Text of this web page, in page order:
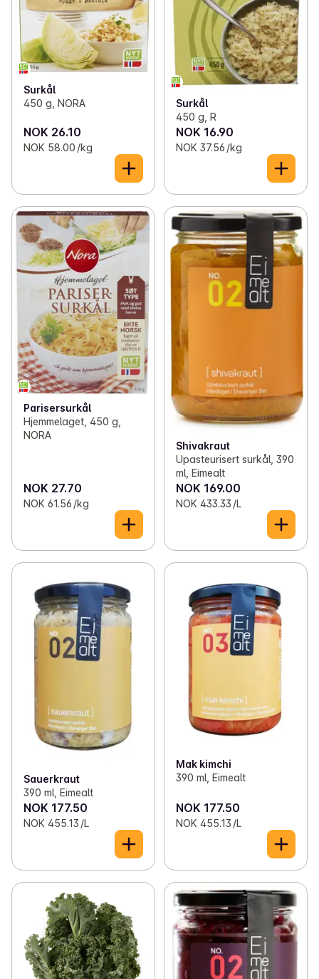
Surkål
450 g, NORA
NOK 26.10
NOK 58.00 /kg
Surkål
450 g, R
NOK 16.90
NOK 37.56 /kg
Parisersurkål
Hjemmelaget, 450 g,
NORA
NOK 27.70
NOK 61.56 /kg
Shivakraut
Upasteurisert surkål, 390
ml, Eimealt
NOK 169.00
NOK 433.33 /L
Sauerkraut
390 ml, Eimealt
NOK 177.50
NOK 455.13 /L
Mak kimchi
390 ml, Eimealt
NOK 177.50
NOK 455.13 /L